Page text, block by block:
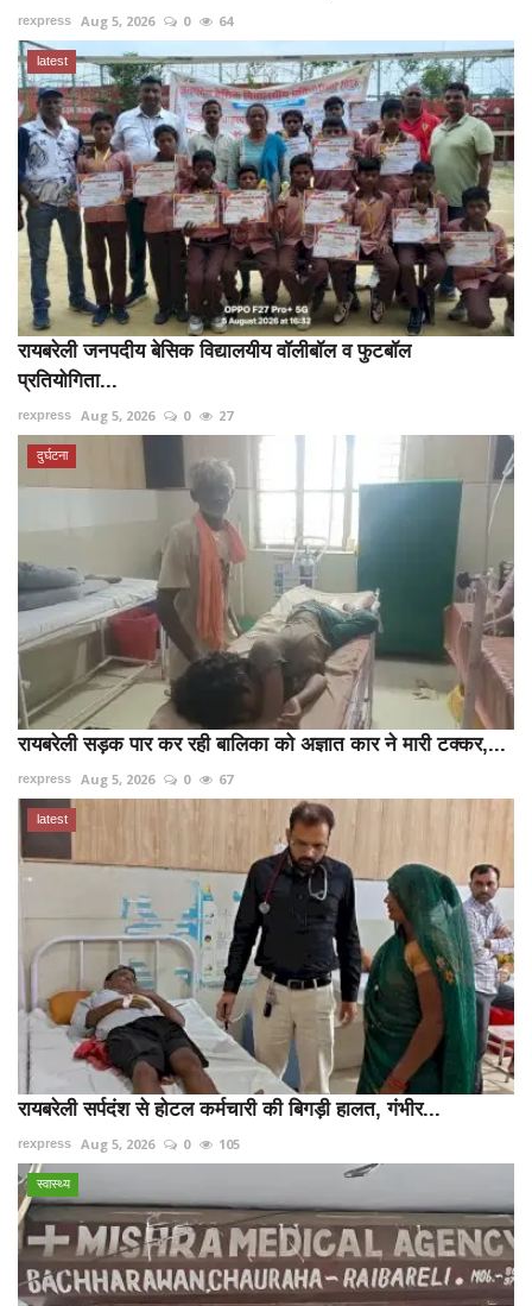
rexpress Aug 5, 2026 0 64
latest
रायबरेली जनपदीय बेसिक विद्यालयीय वॉलीबॉल व फुटबॉल
प्रतियोगिता...
rexpress Aug 5, 2026 0 27
दुर्घटना
रायबरेली सड़क पार कर रही बालिका को अज्ञात कार ने मारी टक्कर,...
rexpress Aug 5, 2026 0 67
latest
रायबरेली सर्पदंश से होटल कर्मचारी की बिगड़ी हालत, गंभीर...
rexpress Aug 5, 2026 0 105
स्वास्थ्य